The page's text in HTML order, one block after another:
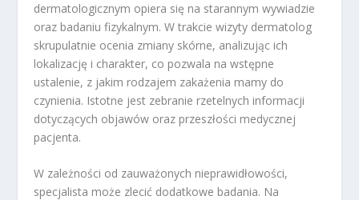
dermatologicznym opiera się na starannym wywiadzie
oraz badaniu fizykalnym. W trakcie wizyty dermatolog
skrupulatnie ocenia zmiany skórne, analizując ich
lokalizację i charakter, co pozwala na wstępne
ustalenie, z jakim rodzajem zakażenia mamy do
czynienia. Istotne jest zebranie rzetelnych informacji
dotyczących objawów oraz przeszłości medycznej
pacjenta.
W zależności od zauważonych nieprawidłowości,
specjalista może zlecić dodatkowe badania. Na